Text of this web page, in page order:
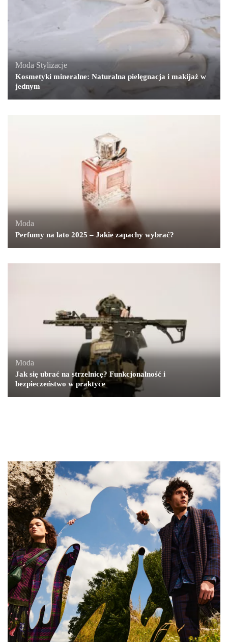
Moda,Stylizacje
Kosmetyki mineralne: Naturalna pielęgnacja i makijaż w
jednym
Moda
Perfumy na lato 2025 – Jakie zapachy wybrać?
Moda
Jak się ubrać na strzelnicę? Funkcjonalność i
bezpieczeństwo w praktyce